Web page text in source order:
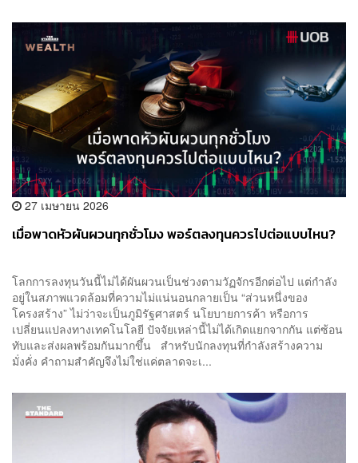
27 เมษายน 2026
เมื่อพาดหัวผันผวนทุกชั่วโมง พอร์ตลงทุนควรไปต่อแบบไหน?
โลกการลงทุนวันนี้ไม่ได้ผันผวนเป็นช่วงตามวัฏจักรอีกต่อไป แต่กำลัง
อยู่ในสภาพแวดล้อมที่ความไม่แน่นอนกลายเป็น “ส่วนหนึ่งของ
โครงสร้าง” ไม่ว่าจะเป็นภูมิรัฐศาสตร์ นโยบายการค้า หรือการ
เปลี่ยนแปลงทางเทคโนโลยี ปัจจัยเหล่านี้ไม่ได้เกิดแยกจากกัน แต่ซ้อน
ทับและส่งผลพร้อมกันมากขึ้น สำหรับนักลงทุนที่กำลังสร้างความ
มั่งคั่ง คำถามสำคัญจึงไม่ใช่แค่ตลาดจะเ...